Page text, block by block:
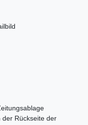
der Rückseite der